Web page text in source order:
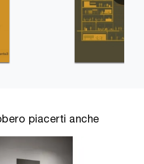
piacerti anche